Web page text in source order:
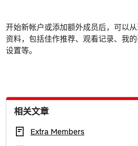
开始新帐户或添加额外成员后，可以
资料，包括佳作推荐、观看记录、 我
设置等。
相关文章
Extra Members